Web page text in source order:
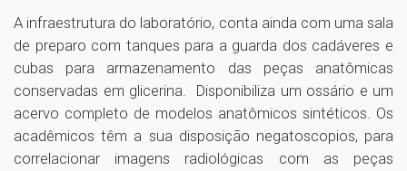
A infraestrutura do laboratório, conta ainda com uma sala
de preparo com tanques para a guarda dos cadáveres e
cubas para armazenamento das peças anatômicas
conservadas em glicerina. Disponibiliza um ossário e um
acervo completo de modelos anatômicos sintéticos. Os
acadêmicos têm a sua disposição negatoscopios, para
correlacionar imagens radiológicas com as peças